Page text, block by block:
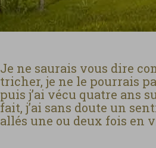
Je ne saurais vous dire
tricher, je ne le pourrais
puis j’ai vécu quatre ans
fait, j’ai sans doute un
allés une ou deux fois en